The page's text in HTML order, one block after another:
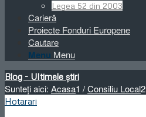
Legea 52 din 2003
Carieră
Proiecte Fonduri Europene
Cautare
Menu Menu
Blog - Ultimele știri
Sunteți aici: Acasa1 /Consiliu Local2
Hotarari